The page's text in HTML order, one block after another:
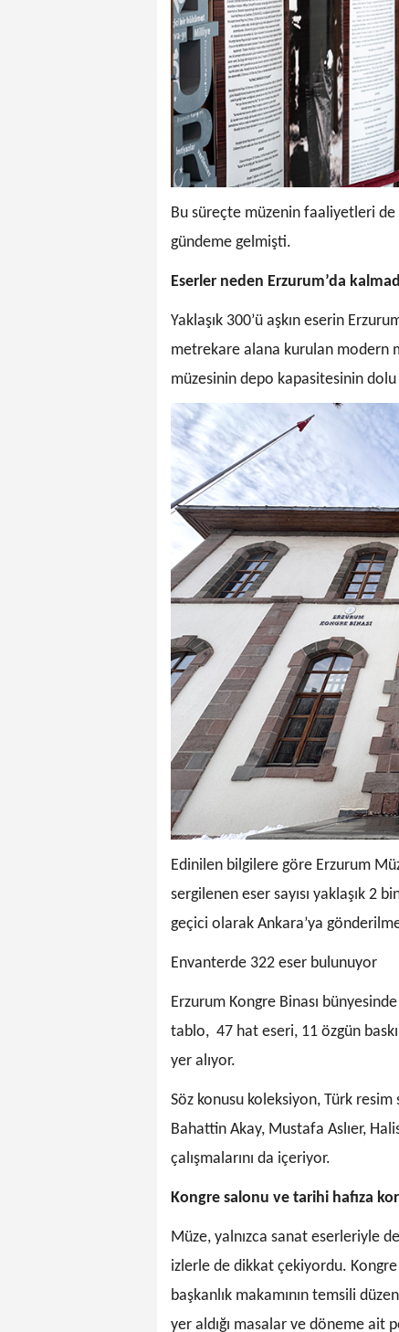
Bu süreçte müzenin faaliyetleri
gündeme gelmişti.
Eserler neden Erzurum’da
Yaklaşık 300’ü aşkın eserin
metrekare alana kurulan modern
müzesinin depo kapasitesinin
Edinilen bilgilere göre Erzurum
sergilenen eser sayısı yaklaşık 2
geçici olarak Ankara’ya
Envanterde 322 eser bulunuyor
Erzurum Kongre Binası
tablo, 47 hat eseri, 11 özgün
yer alıyor.
Söz konusu koleksiyon, Türk
Bahattin Akay, Mustafa Aslıer,
çalışmalarını da içeriyor.
Kongre salonu ve tarihi hafıza
Müze, yalnızca sanat eserleriyle
izlerle de dikkat çekiyordu.
başkanlık makamının temsili
yer aldığı masalar ve döneme